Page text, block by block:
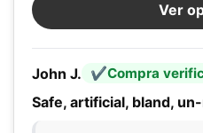
Ver
John J. Compra
Safe, artificial, bland,